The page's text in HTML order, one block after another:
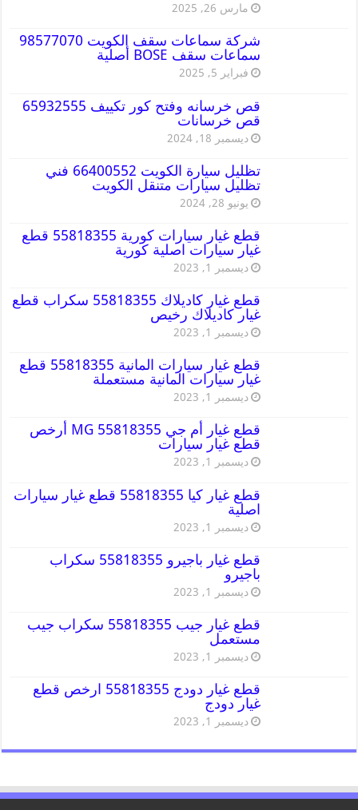
مارس 26, 2025
شركة سماعات سقف الكويت 98577070
سماعات سقف BOSE أصلية
فبراير 5, 2025
قص خرسانه وفتح كور تكييف 65932555
قص خرسانات
ديسمبر 18, 2024
تظليل سيارة الكويت 66400552 فني
تظليل سيارات متنقل الكويت
يونيو 28, 2024
قطع غيار سيارات كورية 55818355 قطع
غيار سيارات اصلية كورية
ديسمبر 1, 2023
قطع غيار كاديلاك 55818355 سكراب قطع
غيار كاديلاك رخيص
ديسمبر 1, 2023
قطع غيار سيارات المانية 55818355 قطع
غيار سيارات المانية مستعملة
ديسمبر 1, 2023
قطع غيار أم جي MG 55818355 أرخص
قطع غيار سيارات
ديسمبر 1, 2023
قطع غيار كيا 55818355 قطع غيار سيارات
اصلية
ديسمبر 1, 2023
قطع غيار باجيرو 55818355 سكراب
باجيرو
ديسمبر 1, 2023
قطع غيار جيب 55818355 سكراب جيب
مستعمل
ديسمبر 1, 2023
قطع غيار دودج 55818355 ارخص قطع
غيار دودج
ديسمبر 1, 2023